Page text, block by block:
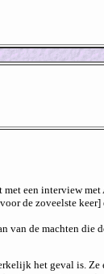
een interview
de zoveelste
de machten die
het geval is.